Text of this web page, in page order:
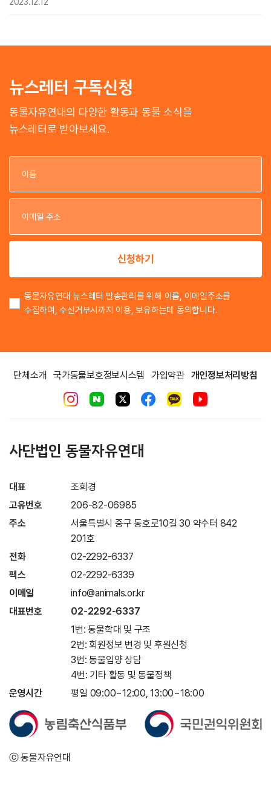
뉴스레터 구독신청
동물자유연대의 다양한 활동과 동물 소식을
뉴스레터로 받아보세요.
이
이
신청하기
동물자유연대 뉴스레터 발송관리를 위해 이름, 이메일주소를
수집하며, 수신거부시까지 이용, 보유하는데 동의합니다.
단체소개 국가동물보호정보시스템 가입약관 개인정보처리방침
사단법인 동물자유연대
대표
조희경
고유번호
206-82-06985
주소
서울특별시 중구 동호로10길 30 약수터 842
201호
전화
02-2292-6337
팩스
02-2292-6339
이메일
info@animals.or.kr
대표번호
02-2292-6337
1번: 동물학대 및 구조
2번: 회원정보 변경 및 후원신청
3번: 동물입양 상담
4번: 기타 활동 및 동물정책
운영시간
평일 09:00~12:00, 13:00~18:00
ⓒ 동물자유연대